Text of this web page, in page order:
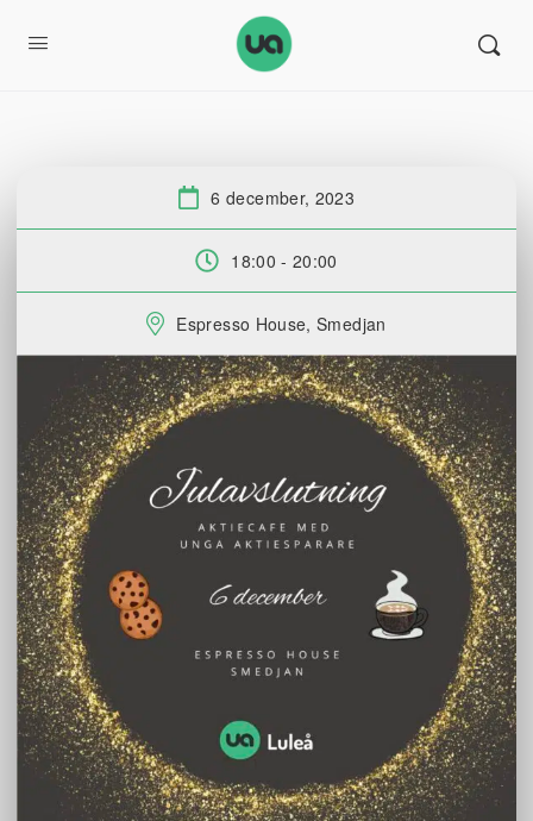
Datum:
6 december, 2023
Tid:
18:00 - 20:00
Plats:
Espresso House, Smedjan